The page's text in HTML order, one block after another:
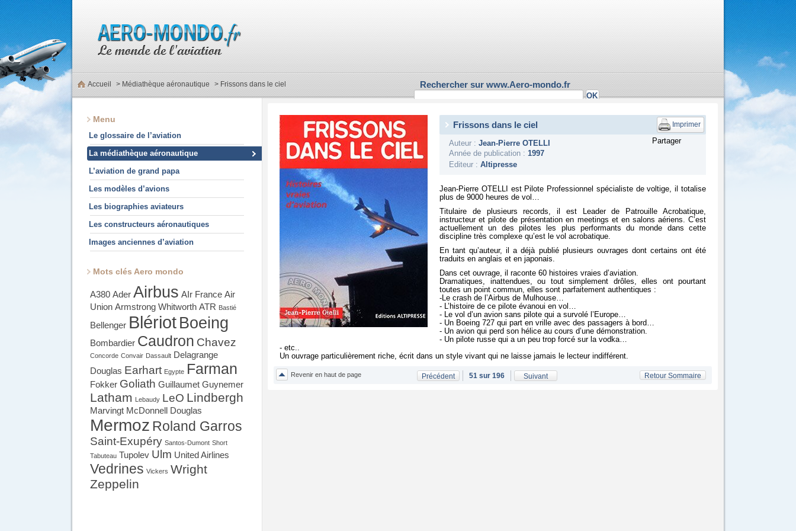
Accueil > Médiathèque aéronautique > Frissons dans le ciel Rechercher sur www.Aero-mondo.fr
Menu
Le glossaire de l’aviation
La médiathèque aéronautique
L’aviation de grand papa
Les modèles d’avions
Les biographies aviateurs
Les constructeurs aéronautiques
Images anciennes d’aviation
Mots clés Aero mondo
A380 Ader Airbus AIr France Air
Union Armstrong Whitworth ATR Bastié
Bellenger Blériot Boeing
Bombardier Caudron Chavez
Concorde Convair Dassault Delagrange
Douglas Earhart Egypte Farman
Fokker Goliath Guillaumet Guynemer
Latham Lebaudy LeO Lindbergh
Marvingt McDonnell Douglas
Mermoz Roland Garros
Saint-Exupéry Santos-Dumont Short
Tabuteau Tupolev Ulm United Airlines
Vedrines Vickers Wright
Zeppelin
Frissons dans le ciel Imprimer
Auteur : Jean-Pierre OTELLI
Année de publication : 1997
Editeur : Altipresse
Partager
Jean-Pierre OTELLI est Pilote Professionnel spécialiste de voltige, il totalise
plus de 9000 heures de vol…
Titulaire de plusieurs records, il est Leader de Patrouille Acrobatique,
instructeur et pilote de présentation en meetings et en salons aériens. C’est
actuellement un des pilotes les plus performants du monde dans cette
discipline très complexe qu’est le vol acrobatique.
En tant qu’auteur, il a déjà publié plusieurs ouvrages dont certains ont été
traduits en anglais et en japonais.
Dans cet ouvrage, il raconte 60 histoires vraies d’aviation.
Dramatiques, inattendues, ou tout simplement drôles, elles ont pourtant
toutes un point commun, elles sont parfaitement authentiques :
-Le crash de l’Airbus de Mulhouse…
- L’histoire de ce pilote évanoui en vol…
- Le vol d’un avion sans pilote qui a survolé l’Europe…
- Un Boeing 727 qui part en vrille avec des passagers à bord…
- Un avion qui perd son hélice au cours d’une démonstration.
- Un pilote russe qui a un peu trop forcé sur la vodka…
- etc..
Un ouvrage particulièrement riche, écrit dans un style vivant qui ne laisse jamais le lecteur indifférent.
Revenir en haut de page Précédent 51 sur 196 Suivant Retour Sommaire